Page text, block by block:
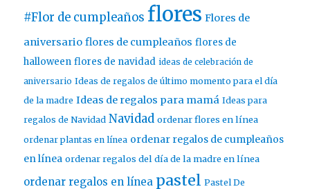
#Flor de cumpleaños flores Flores de
aniversario flores de cumpleaños flores de
halloween flores de navidad ideas de celebración de
aniversario Ideas de regalos de último momento para el día
de la madre Ideas de regalos para mamá Ideas para
regalos de Navidad Navidad ordenar flores en línea
ordenar plantas en línea ordenar regalos de cumpleaños
en línea ordenar regalos del día de la madre en línea
ordenar regalos en línea pastel Pastel De